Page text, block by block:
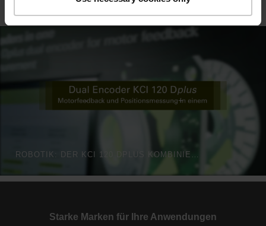
Direkt zum KCI 120 D
Starke Marken für Ihre Anwendungen